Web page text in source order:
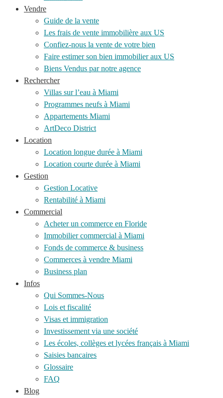
Vendre
Guide de la vente
Les frais de vente immobilière aux US
Confiez-nous la vente de votre bien
Faire estimer son bien immobilier aux US
Biens Vendus par notre agence
Rechercher
Villas sur l’eau à Miami
Programmes neufs à Miami
Appartements Miami
ArtDeco District
Location
Location longue durée à Miami
Location courte durée à Miami
Gestion
Gestion Locative
Rentabilité à Miami
Commercial
Acheter un commerce en Floride
Immobilier commercial à Miami
Fonds de commerce & business
Commerces à vendre Miami
Business plan
Infos
Qui Sommes-Nous
Lois et fiscalité
Visas et immigration
Investissement via une société
Les écoles, collèges et lycées français à Miami
Saisies bancaires
Glossaire
FAQ
Blog